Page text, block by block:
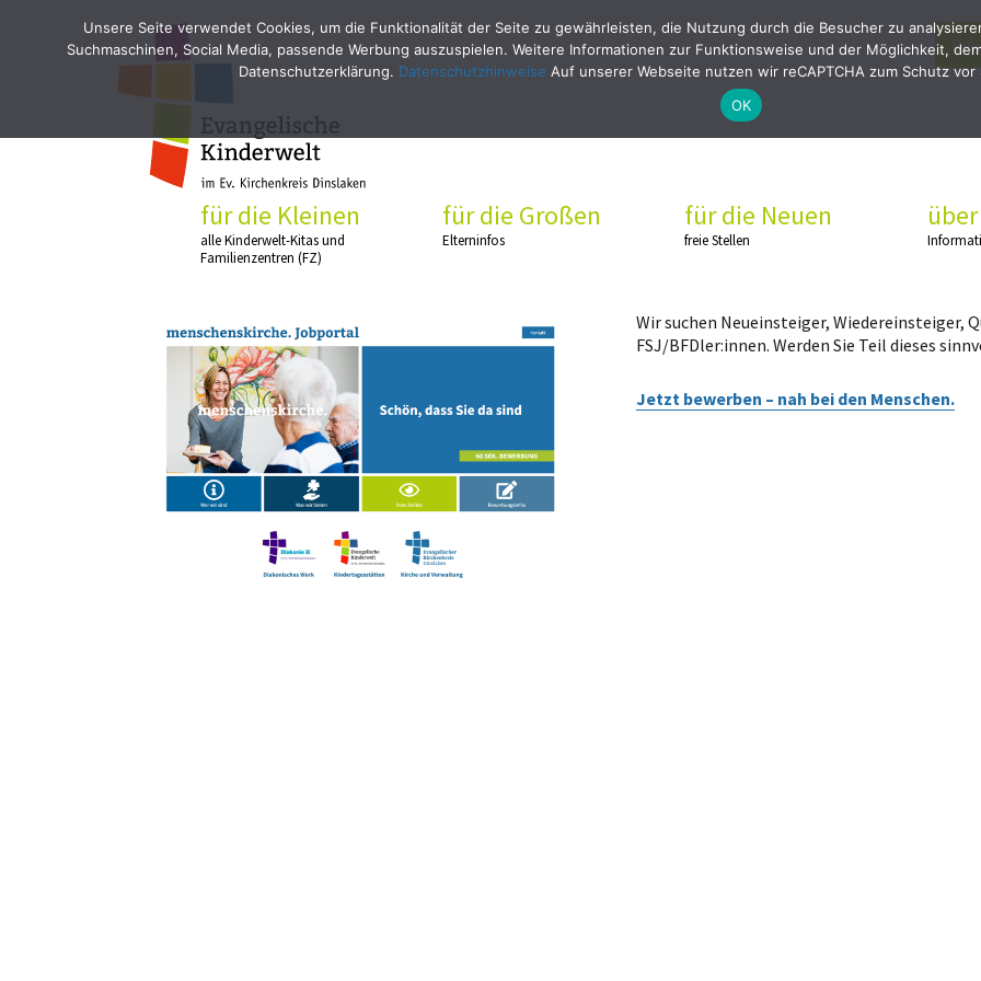
für die Kleinen
alle Kinderwelt-Kitas und
Familienzentren (FZ)
für die Großen
Elterninfos
für die Neuen
freie Stellen
Wir suchen Neueinsteiger, Wiedereinsteiger,
FSJ/BFDler:innen. Werden Sie Teil dieses
Jetzt bewerben – nah bei den Menschen.
Unsere Seite verwendet Cookies, um die Funktionalität der Seite zu gewährleisten, die Nutzung durch die Besucher zu
Suchmaschinen, Social Media, passende Werbung auszuspielen. Weitere Informationen zur Funktionsweise und der Möglichkeit,
Datenschutzerklärung. Datenschutzhinweise Auf unserer Webseite nutzen wir reCAPTCHA zum Schutz
OK